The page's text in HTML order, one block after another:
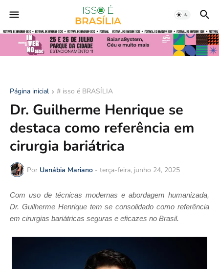
Página inicial # isso é BRASÍLIA
Dr. Guilherme Henrique se
destaca como referência em
cirurgia bariátrica
Por Uanábia Mariano - terça-feira, junho 24, 2025
Com uso de técnicas modernas e abordagem humanizada,
Dr. Guilherme Henrique tem se consolidado como referência
em cirurgias bariátricas seguras e eficazes no Brasil.